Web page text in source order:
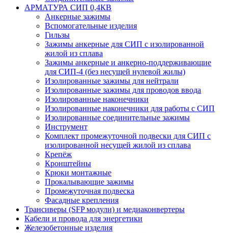
АРМАТУРА СИП 0,4КВ
Анкерные зажимы
Вспомогательные изделия
Гильзы
Зажимы анкерные для СИП с изолированной
жилой из сплава
Зажимы анкерные и анкерно-поддерживающие
для СИП-4 (без несущей нулевой жилы)
Изолированные зажимы для нейтрали
Изолированные зажимы для проводов ввода
Изолированные наконечники
Изолированные наконечники для работы с СИП
Изолированные соединительные зажимы
Инструмент
Комплект промежуточной подвески для СИП с
изолированной несущей жилой из сплава
Крепёж
Кронштейны
Крюки монтажные
Прокалывающие зажимы
Промежуточная подвеска
Фасадные крепления
Трансиверы (SFP модули) и медиаконвертеры
Кабели и провода для энергетики
Железобетонные изделия